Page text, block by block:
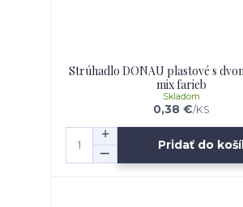
Strúhadlo DONAU plastové s
mix farieb
0,38 €/KS
Skladom
Pridať do